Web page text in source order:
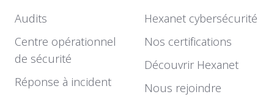
Audits
Centre opérationnel
de sécurité
Réponse à incident
Hexanet cybersécurité
Nos certifications
Découvrir Hexanet
Nous rejoindre